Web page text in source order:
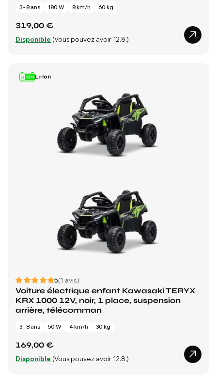
3 - 8 ans 180 W 8 km/h 60 kg
319,00 €
Disponible (Vous pouvez avoir 12.8.)
Li-Ion
5(1 avis)
Voiture électrique enfant Kawasaki TERYX
KRX 1000 12V, noir, 1 place, suspension
arrière, télécomman
3 - 8 ans 50 W 4 km/h 30 kg
169,00 €
Disponible (Vous pouvez avoir 12.8.)